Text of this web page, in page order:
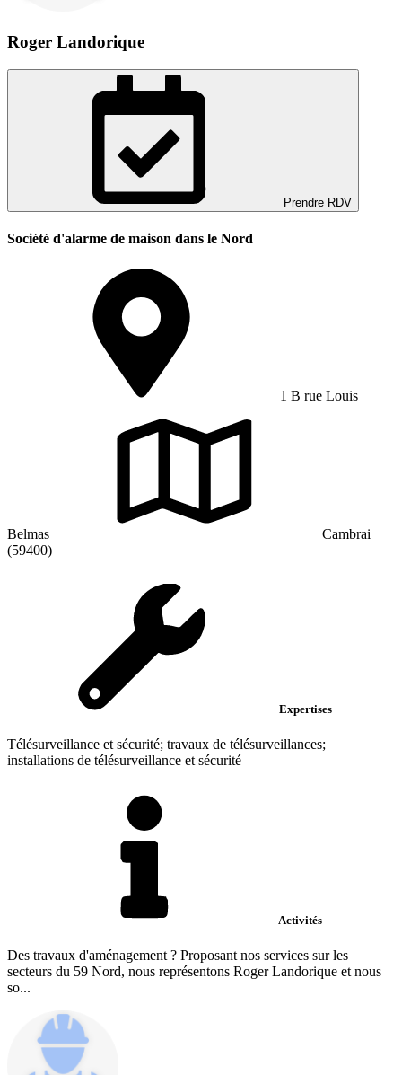
Roger Landorique
Prendre RDV
Société d'alarme de maison dans le Nord
1 B rue Louis
Belmas
Cambrai
(59400)
Expertises
Télésurveillance et sécurité; travaux de télésurveillances;
installations de télésurveillance et sécurité
Activités
Des travaux d'aménagement ? Proposant nos services sur les
secteurs du 59 Nord, nous représentons Roger Landorique et nous
so...